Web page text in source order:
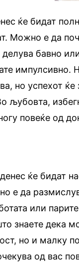
ќе бидат
Можно е да
делува бавно
но успехот
љубовта,
повеќе од
ќе бидат
е да
или
знаете дека
но и малку
од вас